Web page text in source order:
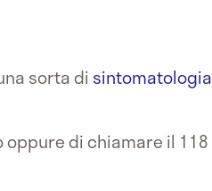
sorta di sintomatologia
di chiamare il 118